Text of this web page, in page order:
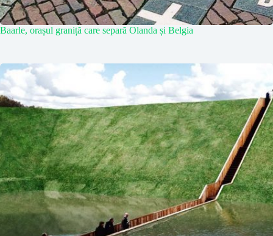
Baarle, orașul graniță care separă Olanda și Belgia